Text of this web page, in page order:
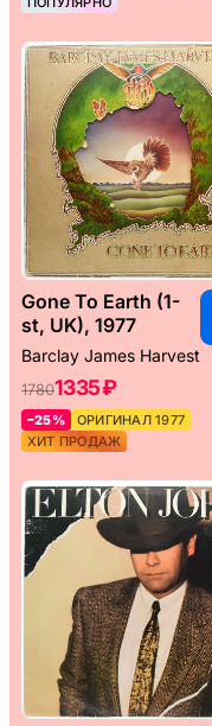
Gone To Earth (1-
st, UK), 1977
Barclay James Harvest
17801335 ₽
–25%
ОРИГИНАЛ 1977
ХИТ ПРОДАЖ